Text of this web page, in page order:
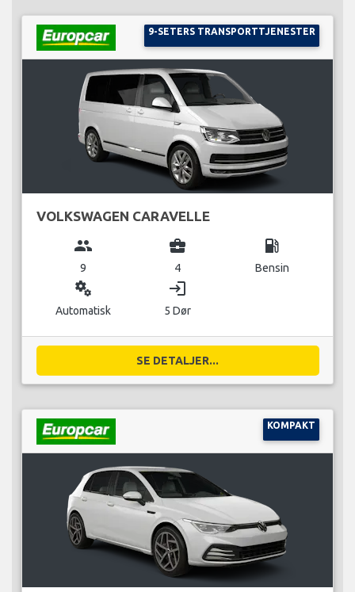
9-SETERS TRANSPORTTJENESTER
VOLKSWAGEN CARAVELLE
group
9
business_center
4
local_gas_station
Bensin
miscellaneous_services
Automatisk
login
5 Dør
SE DETALJER...
KOMPAKT